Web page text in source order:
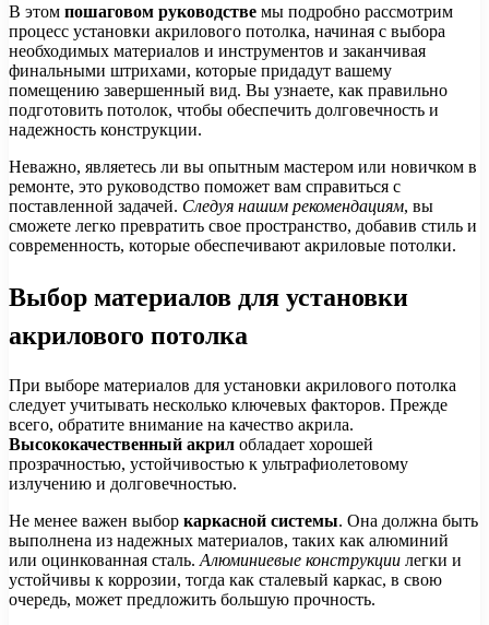
В этом пошаговом руководстве мы подробно рассмотрим
процесс установки акрилового потолка, начиная с выбора
необходимых материалов и инструментов и заканчивая
финальными штрихами, которые придадут вашему
помещению завершенный вид. Вы узнаете, как правильно
подготовить потолок, чтобы обеспечить долговечность и
надежность конструкции.
Неважно, являетесь ли вы опытным мастером или новичком в
ремонте, это руководство поможет вам справиться с
поставленной задачей. Следуя нашим рекомендациям, вы
сможете легко превратить свое пространство, добавив стиль и
современность, которые обеспечивают акриловые потолки.
Выбор материалов для установки
акрилового потолка
При выборе материалов для установки акрилового потолка
следует учитывать несколько ключевых факторов. Прежде
всего, обратите внимание на качество акрила.
Высококачественный акрил обладает хорошей
прозрачностью, устойчивостью к ультрафиолетовому
излучению и долговечностью.
Не менее важен выбор каркасной системы. Она должна быть
выполнена из надежных материалов, таких как алюминий
или оцинкованная сталь. Алюминиевые конструкции легки и
устойчивы к коррозии, тогда как сталевый каркас, в свою
очередь, может предложить большую прочность.